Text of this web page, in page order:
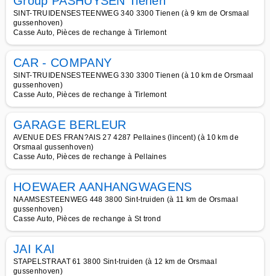
SINT-TRUIDENSESTEENWEG 340 3300 Tienen (à 9 km de Orsmaal
gussenhoven)
Casse Auto, Pièces de rechange à Tirlemont
CAR - COMPANY
SINT-TRUIDENSESTEENWEG 330 3300 Tienen (à 10 km de Orsmaal
gussenhoven)
Casse Auto, Pièces de rechange à Tirlemont
GARAGE BERLEUR
AVENUE DES FRAN?AIS 27 4287 Pellaines (lincent) (à 10 km de
Orsmaal gussenhoven)
Casse Auto, Pièces de rechange à Pellaines
HOEWAER AANHANGWAGENS
NAAMSESTEENWEG 448 3800 Sint-truiden (à 11 km de Orsmaal
gussenhoven)
Casse Auto, Pièces de rechange à St trond
JAI KAI
STAPELSTRAAT 61 3800 Sint-truiden (à 12 km de Orsmaal
gussenhoven)